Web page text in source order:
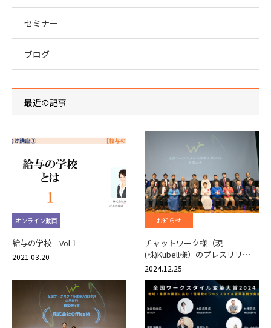
セミナー
ブログ
最近の記事
オンライン動画
給与の学校 Vol１
2021.03.20
お知らせ
チャットワーク様（現
(株)Kubell様）のプレスリリ…
2024.12.25